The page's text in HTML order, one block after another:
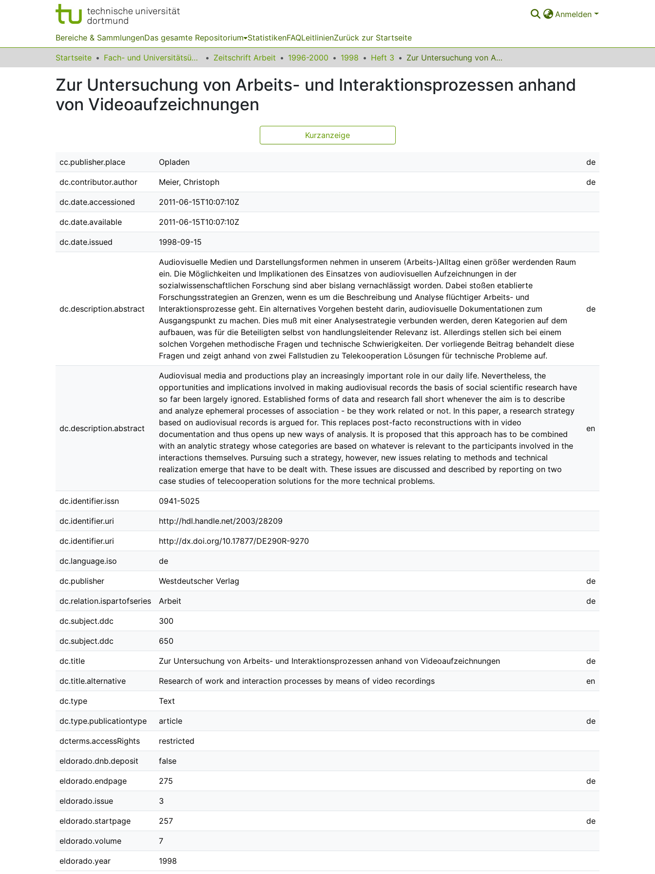
Anmelden
Bereiche & SammlungenDas gesamte Repositorium StatistikenFAQLeitlinienZurück zur Startseite
Startseite Fach- und Universitätsübergreifendes Zeitschrift Arbeit 1996-2000 1998 Heft 3 Zur Untersuchung von Arbeits- und Interaktionsprozessen anhand von Videoaufzeichnungen
Zur Untersuchung von Arbeits- und Interaktionsprozessen anhand
von Videoaufzeichnungen
Kurzanzeige
cc.publisher.place Opladen de
dc.contributor.author Meier, Christoph de
dc.date.accessioned 2011-06-15T10:07:10Z
dc.date.available 2011-06-15T10:07:10Z
dc.date.issued 1998-09-15
dc.description.abstract
Audiovisuelle Medien und Darstellungsformen nehmen in unserem (Arbeits-)Alltag einen größer werdenden Raum
ein. Die Möglichkeiten und Implikationen des Einsatzes von audiovisuellen Aufzeichnungen in der
sozialwissenschaftlichen Forschung sind aber bislang vernachlässigt worden. Dabei stoßen etablierte
Forschungsstrategien an Grenzen, wenn es um die Beschreibung und Analyse flüchtiger Arbeits- und
Interaktionsprozesse geht. Ein alternatives Vorgehen besteht darin, audiovisuelle Dokumentationen zum
Ausgangspunkt zu machen. Dies muß mit einer Analysestrategie verbunden werden, deren Kategorien auf dem
aufbauen, was für die Beteiligten selbst von handlungsleitender Relevanz ist. Allerdings stellen sich bei einem
solchen Vorgehen methodische Fragen und technische Schwierigkeiten. Der vorliegende Beitrag behandelt diese
Fragen und zeigt anhand von zwei Fallstudien zu Telekooperation Lösungen für technische Probleme auf.
de
dc.description.abstract
Audiovisual media and productions play an increasingly important role in our daily life. Nevertheless, the
opportunities and implications involved in making audiovisual records the basis of social scientific research have
so far been largely ignored. Established forms of data and research fall short whenever the aim is to describe
and analyze ephemeral processes of association - be they work related or not. In this paper, a research strategy
based on audiovisual records is argued for. This replaces post-facto reconstructions with in video
documentation and thus opens up new ways of analysis. It is proposed that this approach has to be combined
with an analytic strategy whose categories are based on whatever is relevant to the participants involved in the
interactions themselves. Pursuing such a strategy, however, new issues relating to methods and technical
realization emerge that have to be dealt with. These issues are discussed and described by reporting on two
case studies of telecooperation solutions for the more technical problems.
en
dc.identifier.issn 0941-5025
dc.identifier.uri http://hdl.handle.net/2003/28209
dc.identifier.uri http://dx.doi.org/10.17877/DE290R-9270
dc.language.iso de
dc.publisher Westdeutscher Verlag de
dc.relation.ispartofseries Arbeit de
dc.subject.ddc 300
dc.subject.ddc 650
dc.title Zur Untersuchung von Arbeits- und Interaktionsprozessen anhand von Videoaufzeichnungen de
dc.title.alternative Research of work and interaction processes by means of video recordings en
dc.type Text
dc.type.publicationtype article de
dcterms.accessRights restricted
eldorado.dnb.deposit false
eldorado.endpage 275 de
eldorado.issue 3
eldorado.startpage 257 de
eldorado.volume 7
eldorado.year 1998